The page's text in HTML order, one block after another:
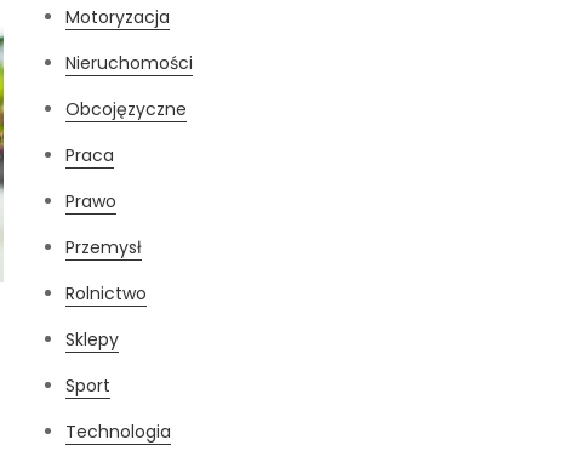
Motoryzacja
Nieruchomości
Obcojęzyczne
Praca
Prawo
Przemysł
Rolnictwo
Sklepy
Sport
Technologia